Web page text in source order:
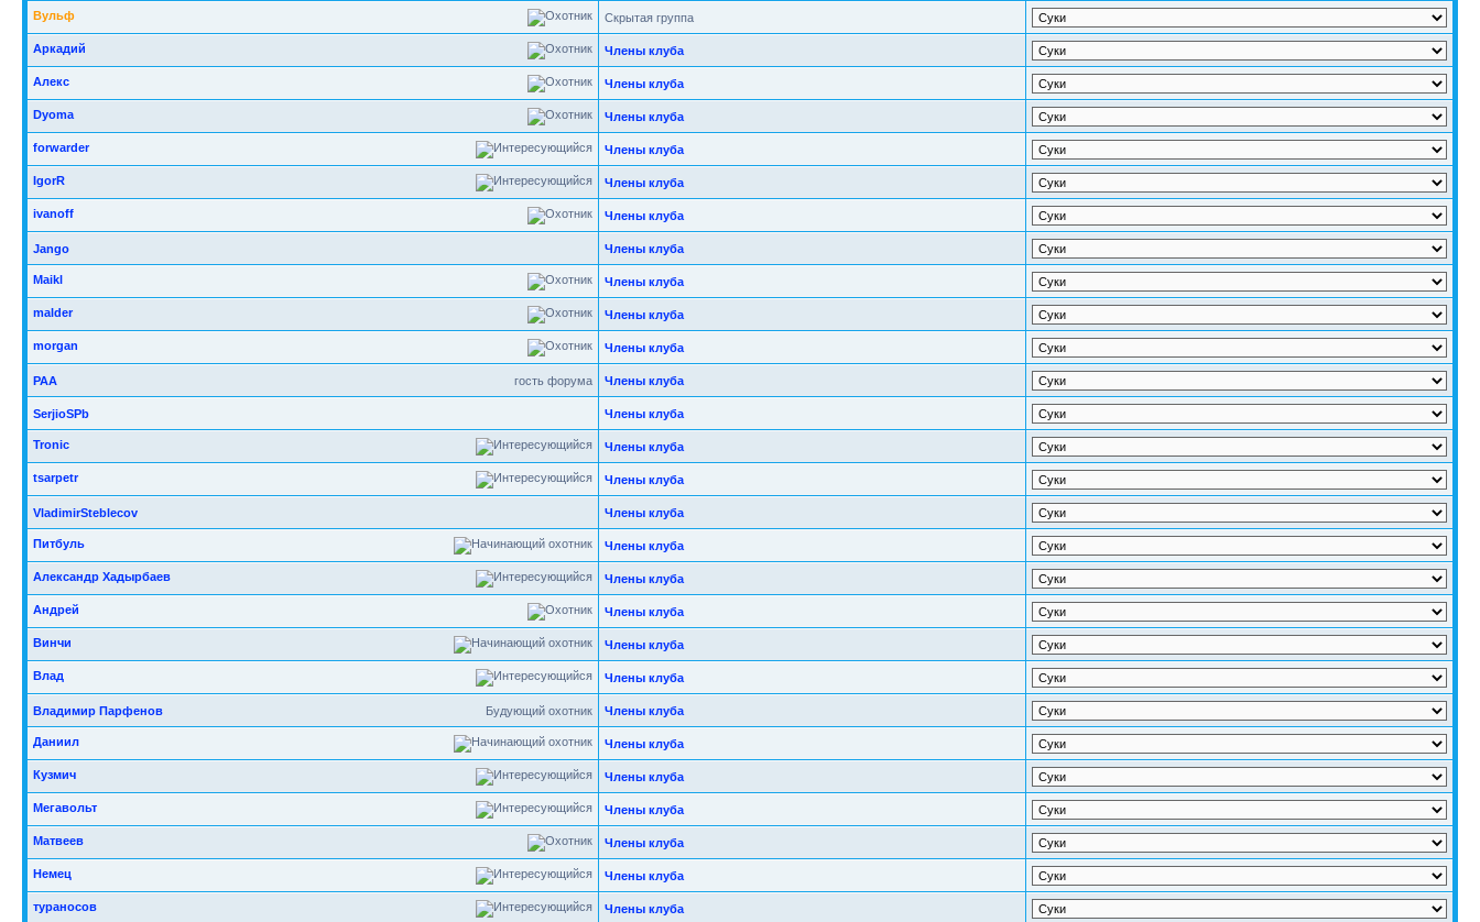
Вульф Скрытая группа
Аркадий Члены клуба
Алекс Члены клуба
Dyoma Члены клуба
forwarder Члены клуба
IgorR Члены клуба
ivanoff Члены клуба
Jango Члены клуба
Maikl Члены клуба
malder Члены клуба
morgan Члены клуба
гость форума
РАА Члены клуба
SerjioSPb Члены клуба
Tronic Члены клуба
tsarpetr Члены клуба
VladimirSteblecov Члены клуба
Питбуль Члены клуба
Александр Хадырбаев Члены клуба
Андрей Члены клуба
Винчи Члены клуба
Влад Члены клуба
Будующий охотник
Владимир Парфенов Члены клуба
Даниил Члены клуба
Кузмич Члены клуба
Мегавольт Члены клуба
Матвеев Члены клуба
Немец Члены клуба
тураносов Члены клуба